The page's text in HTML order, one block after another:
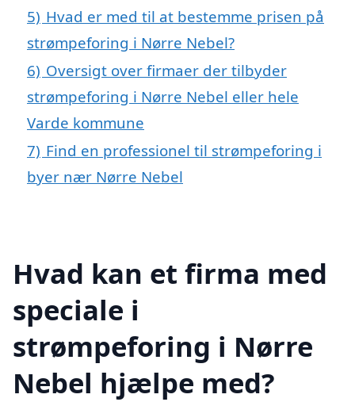
5) Hvad er med til at bestemme prisen på
strømpeforing i Nørre Nebel?
6) Oversigt over firmaer der tilbyder
strømpeforing i Nørre Nebel eller hele
Varde kommune
7) Find en professionel til strømpeforing i
byer nær Nørre Nebel
Hvad kan et firma med
speciale i
strømpeforing i Nørre
Nebel hjælpe med?